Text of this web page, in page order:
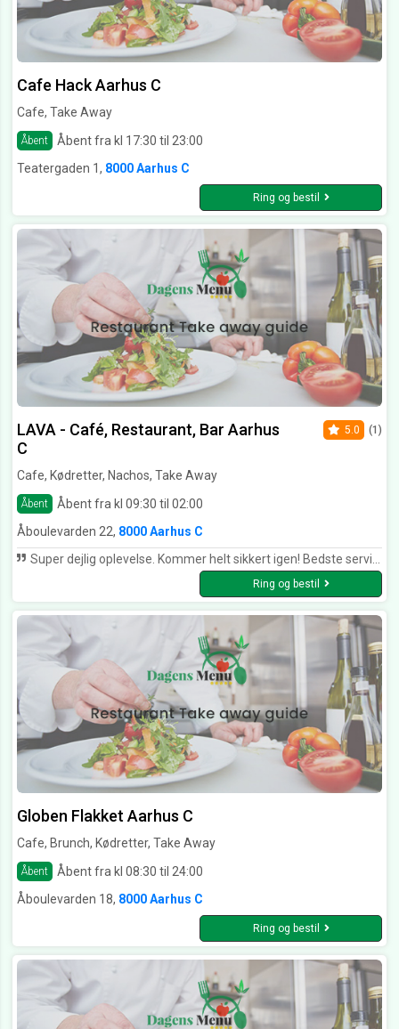
Cafe Hack Aarhus C
Cafe, Take Away
Åbent
Åbent fra kl 17:30 til 23:00
Teatergaden 1, 8000 Aarhus C
Ring og bestil
LAVA - Café, Restaurant, Bar Aarhus
C
Cafe, Kødretter, Nachos, Take Away
Åbent Åbent fra kl 09:30 til 02:00
5.0 (1)
Åboulevarden 22, 8000 Aarhus C
Super dejlig oplevelse. Kommer helt sikkert igen! Bedste service, beliggenhed og god mad til prisen!
Ring og bestil
Globen Flakket Aarhus C
Cafe, Brunch, Kødretter, Take Away
Åbent
Åbent fra kl 08:30 til 24:00
Åboulevarden 18, 8000 Aarhus C
Ring og bestil